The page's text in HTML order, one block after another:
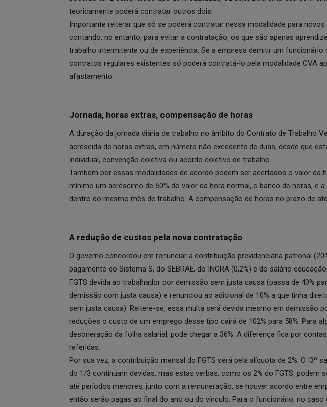
teoricamente poderá contratar outros dois.
Importante reiterar que só se poderá contratar nessa modalidade para
contando, no entanto, para evitar a contratação, os que são apenas
trabalho intermitente ou de experiência. Se a empresa demitir um
contratos regulares existentes só poderá contratá-lo pela modalidade CVA
afastamento.
Jornada, horas extras, compensação de horas
A duração da jornada diária de trabalho no âmbito do Contrato de Trabalho
acrescida de horas extras, em número não excedente de duas, desde que
individual, convenção coletiva ou acordo coletivo de trabalho.
Também por essas modalidades de acordo podem ser acertados o valor da
mínimo um acréscimo de 50% do valor da hora normal, o banco de horas, e
dentro do mesmo mês de trabalho. A compensação de horas no prazo de
A redução de custos pela nova contratação
O governo concordou em renunciar a contribuição previdenciária patronal
pagamento do Sistema S, do SEBRAE, do INCRA (0,2%) e do salário
FGTS devida ao trabalhador por demissão sem justa causa (passa de 40%
demissão com justa causa) e renunciou ao adicional de 10% a que tinha
sem justa causa). Reitere-se, essa multa será devida mesmo em demissão
reduções o custo de um emprego desse tipo cairá de 102% para 58%. Para
desoneração da folha salarial, pode chegar a 36%. A diferença fica por
referidas.
Por sua vez, a contribuição mensal do FGTS será pela alíquota de 2%. O !3º
do 1/3 continuam devidas, mas estas verbas, como os 2% do FGTS, podem
até períodos menores, junto com a remuneração, se houver acordo entre
então serão pagas ao final do ano ou do vínculo. Para o funcionário, no caso